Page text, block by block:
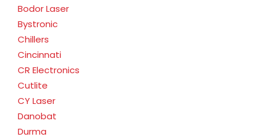
Bodor Laser
Bystronic
Chillers
Cincinnati
CR Electronics
Cutlite
CY Laser
Danobat
Durma